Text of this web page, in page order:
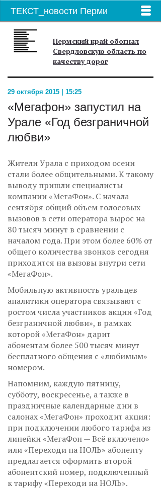
ТЕКСТ_новости Перми
Пермский край обогнал
Свердловскую область по
качеству дорог
29 октября 2015 | 15:25
«Мегафон» запустил на
Урале «Год безграничной
любви»
Жители Урала с приходом осени
стали более общительными. К такому
выводу пришли специалисты
компании «МегаФон». С начала
сентября общий объем голосовых
вызовов в сети оператора вырос на
80 тысяч минут в сравнении с
началом года. При этом более 60% от
общего количества звонков сегодня
приходится на вызовы внутри сети
«МегаФон».
Мобильную активность уральцев
аналитики оператора связывают с
ростом числа участников акции «Год
безграничной любви», в рамках
которой «МегаФон» дарит
абонентам более 500 тысяч минут
бесплатного общения с «любимым»
номером.
Напомним, каждую пятницу,
субботу, воскресенье, а также в
праздничные календарные дни в
салонах «МегаФон» проходит акция:
при подключении любого тарифа из
линейки «МегаФон — Всё включено»
или «Переходи на НОЛЬ» абоненту
предлагается оформить второй
абонентский номер, подключенный
к тарифу «Переходи на НОЛЬ».